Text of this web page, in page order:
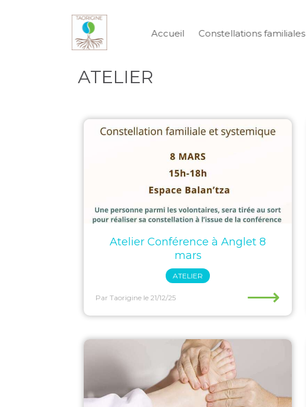
Accueil Constellations familiales
ATELIER
Atelier Conférence à Anglet 8
mars
ATELIER
Par Taorigine le 21/12/25 ⟶